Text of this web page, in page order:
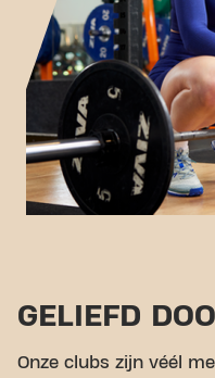
GELIEFD
Onze clubs zijn véél